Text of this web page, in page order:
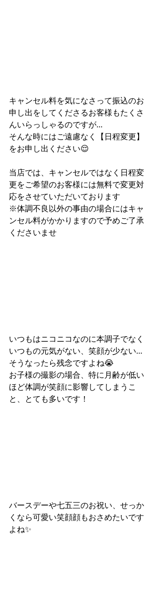
キャンセル料を気になさって振込のお
申し出をしてくださるお客様もたくさ
んいらっしゃるのですが…
そんな時にはご遠慮なく【日程変更】
をお申し出ください😌
当店では、キャンセルではなく日程変
更をご希望のお客様には無料で変更対
応をさせていただいております
※体調不良以外の事由の場合にはキャ
ンセル料がかかりますので予めご了承
くださいませ
いつもはニコニコなのに本調子でなく
いつもの元気がない、笑顔が少ない…
そうなったら残念ですよね😭
お子様の撮影の場合、特に月齢が低い
ほど体調が笑顔に影響してしまうこ
と、とても多いです！
バースデーや七五三のお祝い、せっか
くなら可愛い笑顔顔もおさめたいです
よね✨